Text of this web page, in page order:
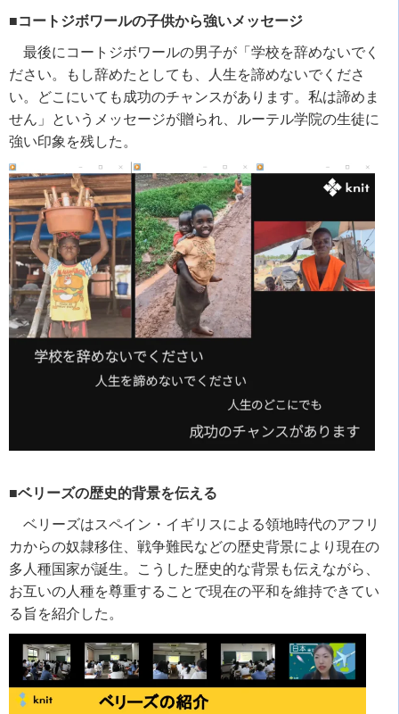
■コートジボワールの子供から強いメッセージ
最後にコートジボワールの男子が「学校を辞めないでく
ださい。もし辞めたとしても、人生を諦めないでくださ
い。どこにいても成功のチャンスがあります。私は諦めま
せん」というメッセージが贈られ、ルーテル学院の生徒に
強い印象を残した。
■ベリーズの歴史的背景を伝える
ベリーズはスペイン・イギリスによる領地時代のアフリ
カからの奴隷移住、戦争難民などの歴史背景により現在の
多人種国家が誕生。こうした歴史的な背景も伝えながら、
お互いの人種を尊重することで現在の平和を維持できてい
る旨を紹介した。